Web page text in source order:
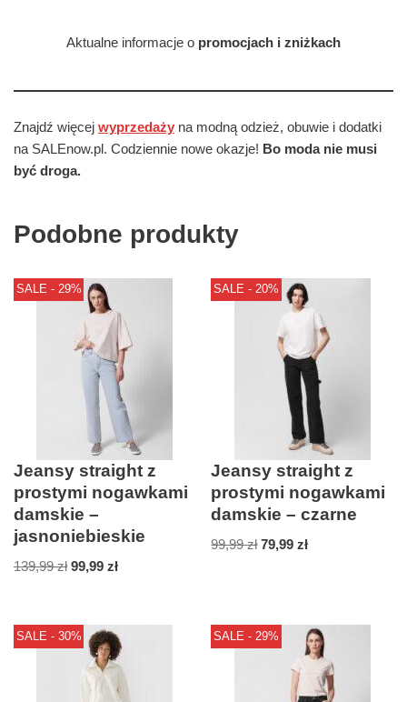
Aktualne informacje o promocjach i zniżkach
Znajdź więcej wyprzedaży na modną odzież, obuwie i dodatki
na SALEnow.pl. Codziennie nowe okazje! Bo moda nie musi
być droga.
Podobne produkty
SALE - 29%
Jeansy straight z
prostymi nogawkami
damskie –
jasnoniebieskie
139,99zł 99,99 zł
SALE - 20%
Jeansy straight z
prostymi nogawkami
damskie – czarne
99,99zł 79,99zł
SALE - 30% SALE - 29%